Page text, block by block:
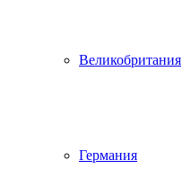
Великобритания
Германия